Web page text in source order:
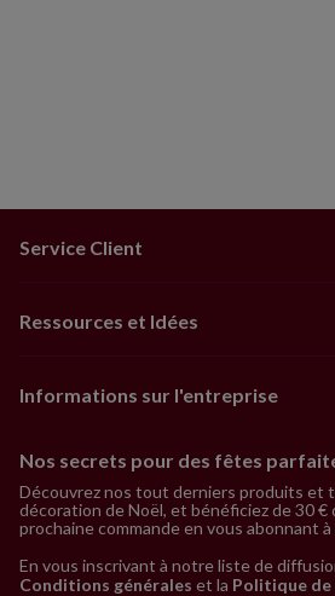
Service Client
Ressources et Idées
Informations sur l'entreprise
Nos secrets pour des fêtes
Découvrez nos tout derniers produits et
décoration de Noël, et bénéficiez de 30
prochaine commande en vous abonnant
En vous inscrivant à notre liste de
Conditions générales et la Politique